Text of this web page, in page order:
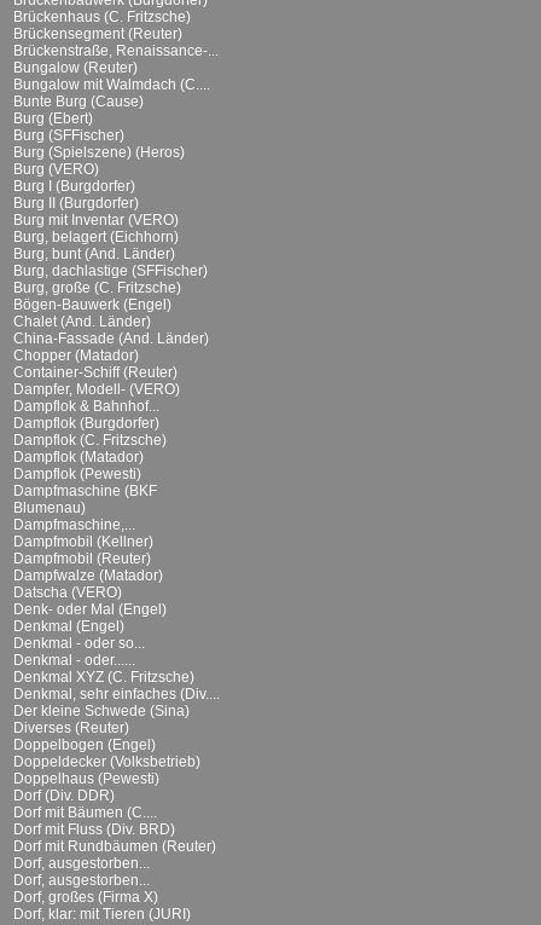
Brückenhaus (C. Fritzsche)
Brückensegment (Reuter)
Brückenstraße, Renaissance-...
Bungalow (Reuter)
Bungalow mit Walmdach (C....
Bunte Burg (Cause)
Burg (Ebert)
Burg (SFFischer)
Burg (Spielszene) (Heros)
Burg (VERO)
Burg I (Burgdorfer)
Burg II (Burgdorfer)
Burg mit Inventar (VERO)
Burg, belagert (Eichhorn)
Burg, bunt (And. Länder)
Burg, dachlastige (SFFischer)
Burg, große (C. Fritzsche)
Bögen-Bauwerk (Engel)
Chalet (And. Länder)
China-Fassade (And. Länder)
Chopper (Matador)
Container-Schiff (Reuter)
Dampfer, Modell- (VERO)
Dampflok & Bahnhof...
Dampflok (Burgdorfer)
Dampflok (C. Fritzsche)
Dampflok (Matador)
Dampflok (Pewesti)
Dampfmaschine (BKF
Blumenau)
Dampfmaschine,...
Dampfmobil (Kellner)
Dampfmobil (Reuter)
Dampfwalze (Matador)
Datscha (VERO)
Denk- oder Mal (Engel)
Denkmal (Engel)
Denkmal - oder so...
Denkmal - oder......
Denkmal XYZ (C. Fritzsche)
Denkmal, sehr einfaches (Div....
Der kleine Schwede (Sina)
Diverses (Reuter)
Doppelbogen (Engel)
Doppeldecker (Volksbetrieb)
Doppelhaus (Pewesti)
Dorf (Div. DDR)
Dorf mit Bäumen (C....
Dorf mit Fluss (Div. BRD)
Dorf mit Rundbäumen (Reuter)
Dorf, ausgestorben...
Dorf, ausgestorben...
Dorf, großes (Firma X)
Dorf, klar: mit Tieren (JURI)